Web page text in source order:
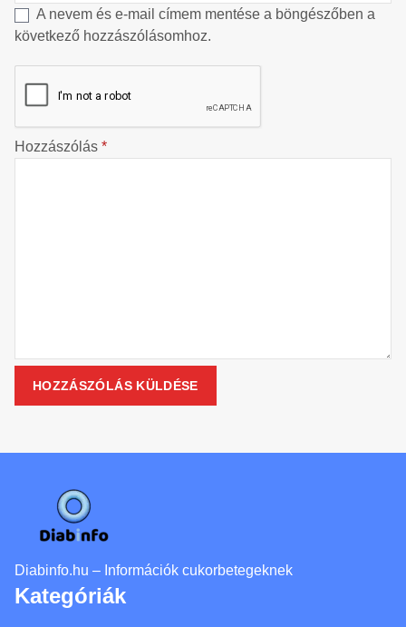
A nevem és e-mail címem mentése a böngészőben a
következő hozzászólásomhoz.
Hozzászólás *
Diabinfo.hu – Információk cukorbetegeknek
Kategóriák